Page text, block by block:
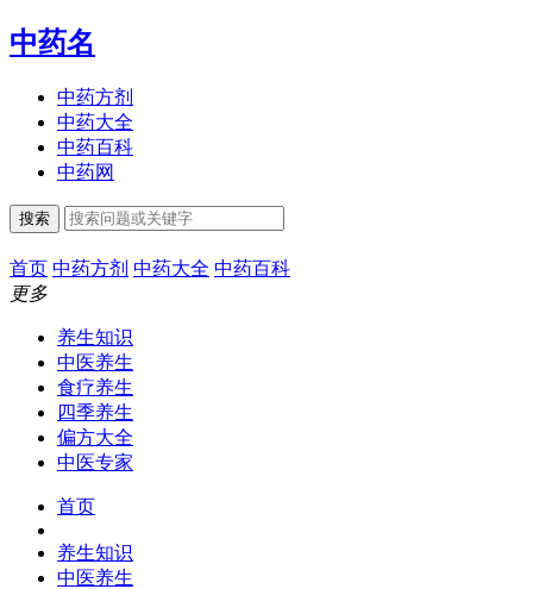
中药名
中药方剂
中药大全
中药百科
中药网
搜索
首页 中药方剂 中药大全 中药百科
更多
养生知识
中医养生
食疗养生
四季养生
偏方大全
中医专家
首页
养生知识
中医养生